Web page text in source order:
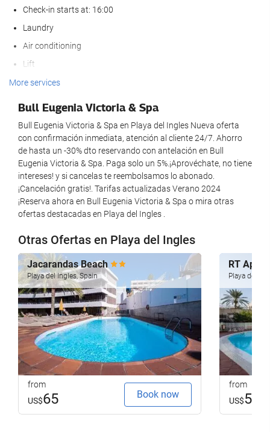
Check-in starts at: 16:00
Laundry
Air conditioning
Lift
Reduced mobility access
Smoking area
Pets not allowed
Wellness
Pool Bar
Beach Umbrellas
Solarium
Spa
Hot Tub/Jacuzzi
Hot Spring Bath
Turkish/Steam Bath
Sauna
Steam room
Foot bath
Massage
More services
Bull Eugenia Victoria & Spa
Bull Eugenia Victoria & Spa en Playa del Ingles Nueva oferta
con confirmación inmediata, atención al cliente 24/7. Ahorro
de hasta un -30% dto reservando con antelación en Bull
Eugenia Victoria & Spa. Paga solo un 5%.¡Aprovéchate, no tiene
intereses! y si cancelas te reembolsamos lo abonado.
¡Cancelación gratis!. Tarifas actualizadas Verano 2024
¡Reserva ahora en Bull Eugenia Victoria & Spa o mira otras
ofertas destacadas en Playa del Ingles .
Otras Ofertas en Playa del Ingles
Jacarandas Beach
Playa del Ingles, Spain
from
US$65 Book now
RT
Playa del
from
US$58